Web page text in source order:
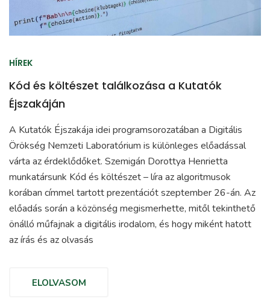
HÍREK
Kód és költészet találkozása a Kutatók
Éjszakáján
A Kutatók Éjszakája idei programsorozatában a Digitális
Örökség Nemzeti Laboratórium is különleges előadással
várta az érdeklődőket. Szemigán Dorottya Henrietta
munkatársunk Kód és költészet – líra az algoritmusok
korában címmel tartott prezentációt szeptember 26-án. Az
előadás során a közönség megismerhette, mitől tekinthető
önálló műfajnak a digitális irodalom, és hogy miként hatott
az írás és az olvasás
ELOLVASOM